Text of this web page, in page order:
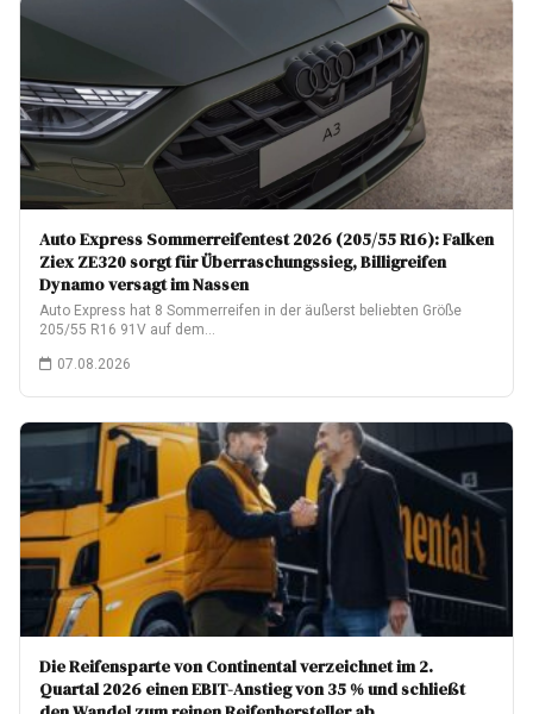
Auto Express Sommerreifentest 2026 (205/55 R16): Falken
Ziex ZE320 sorgt für Überraschungssieg, Billigreifen
Dynamo versagt im Nassen
Auto Express hat 8 Sommerreifen in der äußerst beliebten Größe
205/55 R16 91V auf dem…
07.08.2026
Die Reifensparte von Continental verzeichnet im 2.
Quartal 2026 einen EBIT-Anstieg von 35 % und schließt